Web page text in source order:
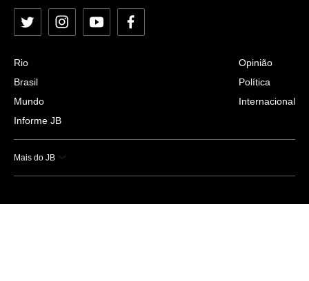
Twitter InstagramYouTubeFacebook
Rio
Brasil
Mundo
Informe JB
Opinião
Política
Internacional
Mais do JB
Esportes